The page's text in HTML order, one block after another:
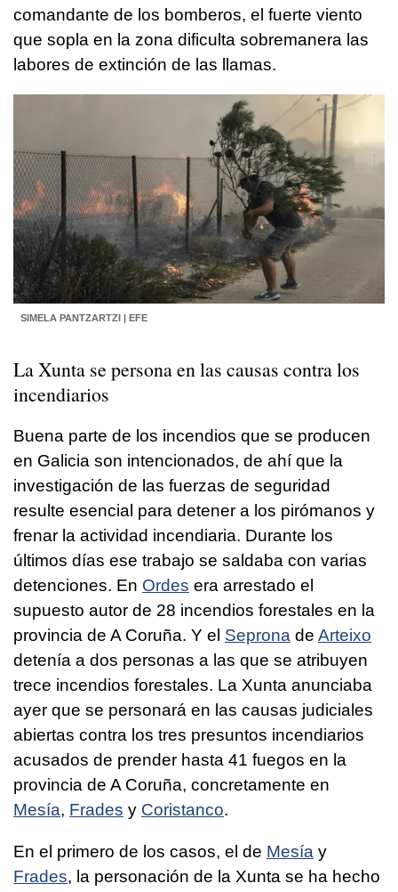
comandante de los bomberos, el fuerte viento
que sopla en la zona dificulta sobremanera las
labores de extinción de las llamas.
SIMELA PANTZARTZI | EFE
La Xunta se persona en las causas contra los
incendiarios
Buena parte de los incendios que se producen
en Galicia son intencionados, de ahí que la
investigación de las fuerzas de seguridad
resulte esencial para detener a los pirómanos y
frenar la actividad incendiaria. Durante los
últimos días ese trabajo se saldaba con varias
detenciones. En Ordes era arrestado el
supuesto autor de 28 incendios forestales en la
provincia de A Coruña. Y el Seprona de Arteixo
detenía a dos personas a las que se atribuyen
trece incendios forestales. La Xunta anunciaba
ayer que se personará en las causas judiciales
abiertas contra los tres presuntos incendiarios
acusados de prender hasta 41 fuegos en la
provincia de A Coruña, concretamente en
Mesía, Frades y Coristanco.
En el primero de los casos, el de Mesía y
Frades, la personación de la Xunta se ha hecho